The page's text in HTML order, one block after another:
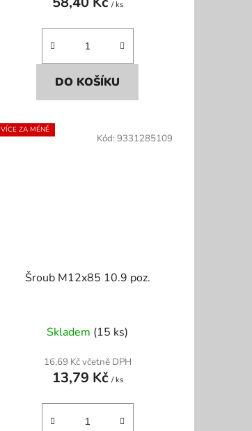
/ ks
DO KOŠÍKU
VÍCE ZA MÉNĚ
Šroub M12x85 10.9 poz.
Skladem (15 ks)
16,69 Kč včetně DPH
13,79 Kč / ks
Kód: 9331285109